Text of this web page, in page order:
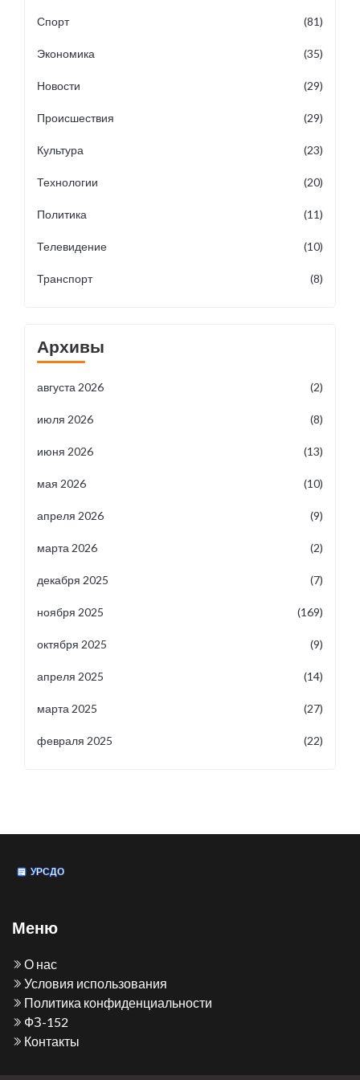
Спорт (81)
Экономика (35)
Новости (29)
Происшествия (29)
Культура (23)
Технологии (20)
Политика (11)
Телевидение (10)
Транспорт (8)
Архивы
августа 2026 (2)
июля 2026 (8)
июня 2026 (13)
мая 2026 (10)
апреля 2026 (9)
марта 2026 (2)
декабря 2025 (7)
ноября 2025 (169)
октября 2025 (9)
апреля 2025 (14)
марта 2025 (27)
февраля 2025 (22)
Меню
О нас
Условия использования
Политика конфиденциальности
ФЗ-152
Контакты